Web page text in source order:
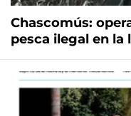
Chascomús:
pesca ilegal en la